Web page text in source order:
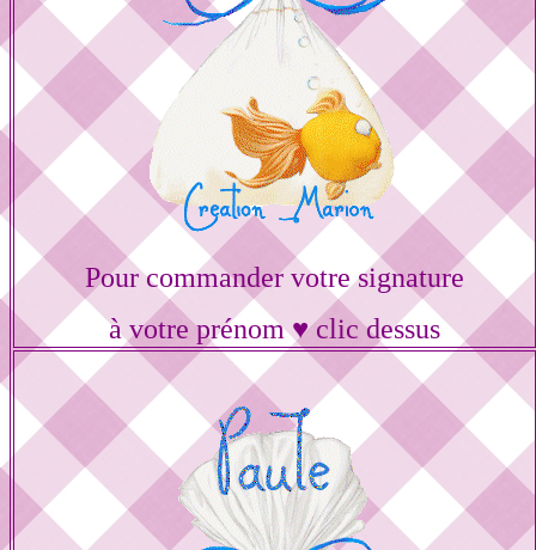
Pour commander votre signature
à votre prénom ♥ clic dessus